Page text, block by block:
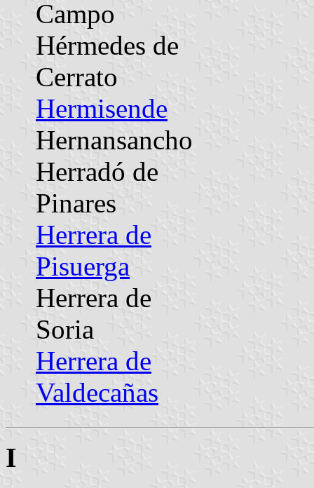
Campo
Hérmedes de
Cerrato
Hermisende
Hernansancho
Herradó de
Pinares
Herrera de
Pisuerga
Herrera de
Soria
Herrera de
Valdecañas
I